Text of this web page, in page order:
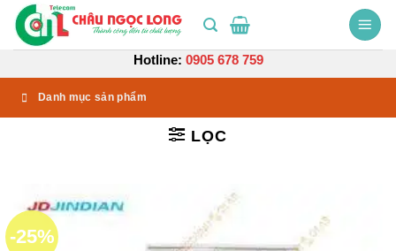
Bỏ
qua
Hotline: 0905 678 759
Danh mục sản phẩm
LỌC
-25%